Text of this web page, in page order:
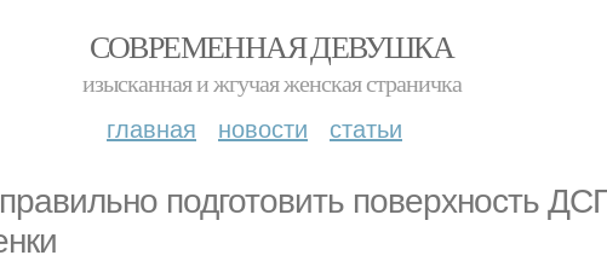
СОВРЕМЕННАЯ ДЕВУШКА
изысканная и жгучая женская страничка
главная новости статьи
подготовить поверхность